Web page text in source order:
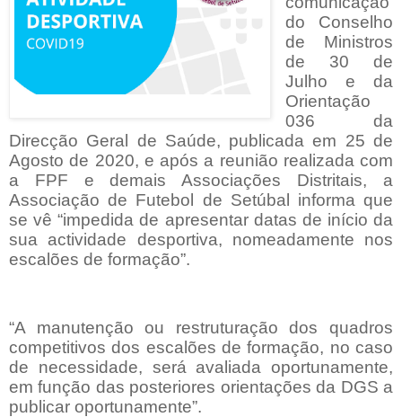
do Conselho
de Ministros
de 30 de
Julho e da
Orientação
036 da
Direcção Geral de Saúde, publicada em 25 de
Agosto de 2020, e após a reunião realizada com
a FPF e demais Associações Distritais, a
Associação de Futebol de Setúbal informa que
se vê “impedida de apresentar datas de início da
sua actividade desportiva, nomeadamente nos
escalões de formação”.
“A manutenção ou restruturação dos quadros
competitivos dos escalões de formação, no caso
de necessidade, será avaliada oportunamente,
em função das posteriores orientações da DGS a
publicar oportunamente”.